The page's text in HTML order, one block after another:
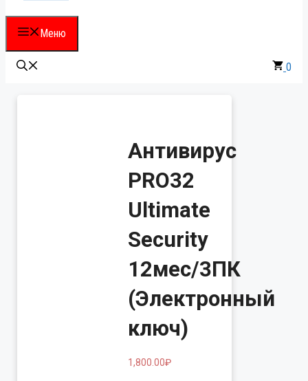
Меню
0
Антивирус
PRO32
Ultimate
Security
12мес/3ПК
(Электронный
ключ)
1,800.00₽